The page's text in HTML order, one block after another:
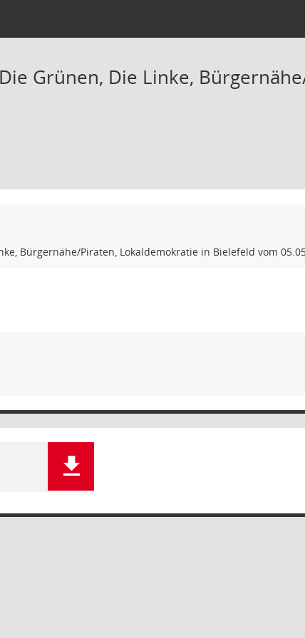
Grünen, Die Linke,
Bürgernähe/Piraten, Lokaldemokratie in Bielefeld vom